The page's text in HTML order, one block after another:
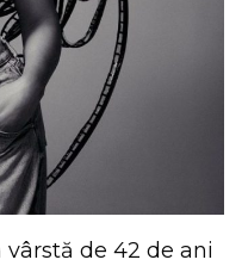
de 42 de ani